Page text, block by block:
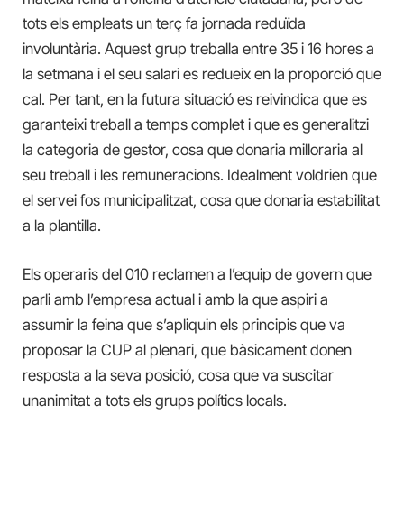
tots els empleats un terç fa jornada reduïda
involuntària. Aquest grup treballa entre 35 i 16 hores a
la setmana i el seu salari es redueix en la proporció que
cal. Per tant, en la futura situació es reivindica que es
garanteixi treball a temps complet i que es generalitzi
la categoria de gestor, cosa que donaria milloraria al
seu treball i les remuneracions. Idealment voldrien que
el servei fos municipalitzat, cosa que donaria estabilitat
a la plantilla.
Els operaris del 010 reclamen a l’equip de govern que
parli amb l’empresa actual i amb la que aspiri a
assumir la feina que s’apliquin els principis que va
proposar la CUP al plenari, que bàsicament donen
resposta a la seva posició, cosa que va suscitar
unanimitat a tots els grups polítics locals.